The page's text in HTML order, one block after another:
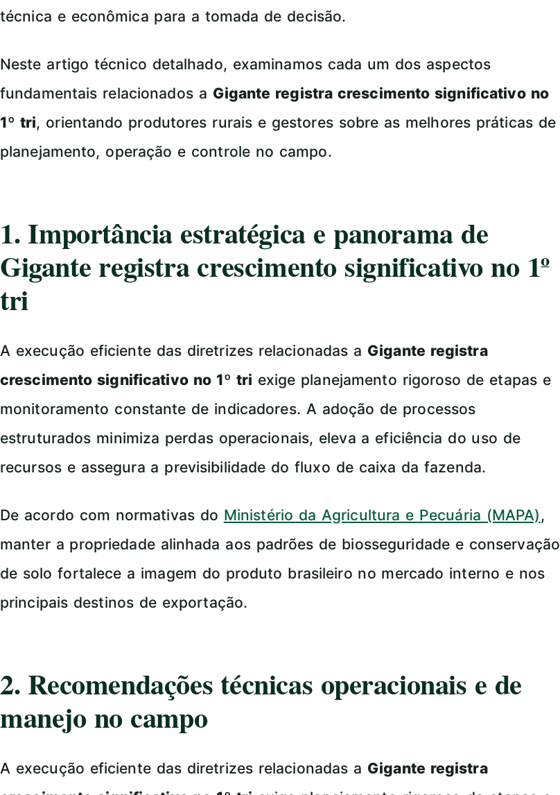
técnica e econômica para a tomada de decisão.
Neste artigo técnico detalhado, examinamos cada um dos aspectos
fundamentais relacionados a Gigante registra crescimento significativo no
1º tri, orientando produtores rurais e gestores sobre as melhores práticas de
planejamento, operação e controle no campo.
1. Importância estratégica e panorama de
Gigante registra crescimento significativo no 1º
tri
A execução eficiente das diretrizes relacionadas a Gigante registra
crescimento significativo no 1º tri exige planejamento rigoroso de etapas e
monitoramento constante de indicadores. A adoção de processos
estruturados minimiza perdas operacionais, eleva a eficiência do uso de
recursos e assegura a previsibilidade do fluxo de caixa da fazenda.
De acordo com normativas do Ministério da Agricultura e Pecuária (MAPA),
manter a propriedade alinhada aos padrões de biosseguridade e conservação
de solo fortalece a imagem do produto brasileiro no mercado interno e nos
principais destinos de exportação.
2. Recomendações técnicas operacionais e de
manejo no campo
A execução eficiente das diretrizes relacionadas a Gigante registra